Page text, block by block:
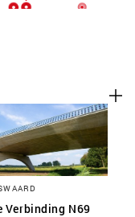
Verbinding N69